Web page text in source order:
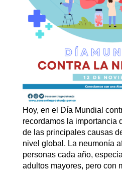
Hoy, en el Día Mundial
recordamos la importancia
de las principales causas
nivel global. La neumonía
personas cada año,
adultos mayores, pero con